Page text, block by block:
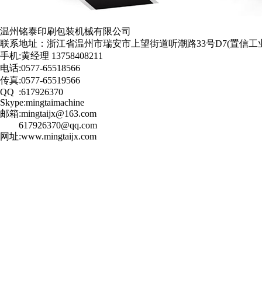
温州铭泰印刷包装机械有限公司
联系地址：浙江省温州市瑞安市上望街道听潮路33号D7(置信工
手机:黄经理 13758408211
电话:0577-65518566
传真:0577-65519566
QQ :617926370
Skype:mingtaimachine
邮箱:mingtaijx@163.com
617926370@qq.com
网址:www.mingtaijx.com